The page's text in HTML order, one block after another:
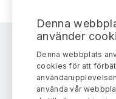
Address: Box
Denna
använder
Denna webbplats
cookies för att
använda vår